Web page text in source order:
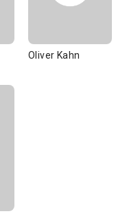
Oliver Kahn